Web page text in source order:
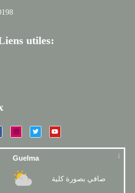
utiles:
Guelma
صافي بصورة كلية